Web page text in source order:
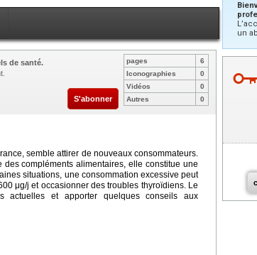
de santé.
S'abonner
pages
6
Iconographies
0
Vidéos
0
Autres
0
semble attirer de nouveaux consommateurs.
compléments alimentaires, elle constitue une
situations, une consommation excessive peut
μg/j et occasionner des troubles thyroïdiens. Le
et apporter quelques conseils aux
un